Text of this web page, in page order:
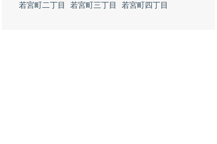
若宮町二丁目
若宮町三丁目 若宮町四丁目